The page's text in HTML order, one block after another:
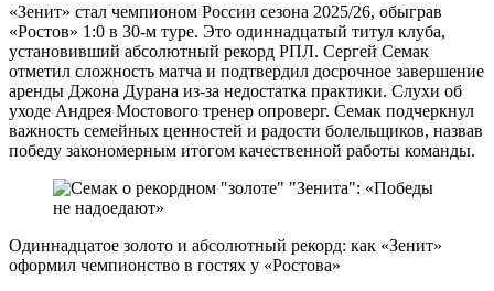
«Зенит» стал чемпионом России сезона 2025/26, обыграв
«Ростов» 1:0 в 30-м туре. Это одиннадцатый титул клуба,
установивший абсолютный рекорд РПЛ. Сергей Семак
отметил сложность матча и подтвердил досрочное завершение
аренды Джона Дурана из-за недостатка практики. Слухи об
уходе Андрея Мостового тренер опроверг. Семак подчеркнул
важность семейных ценностей и радости болельщиков, назвав
победу закономерным итогом качественной работы команды.
Одиннадцатое золото и абсолютный рекорд: как «Зенит»
оформил чемпионство в гостях у «Ростова»